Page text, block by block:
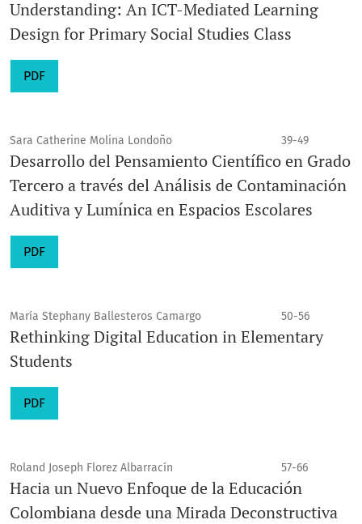
Understanding: An ICT-Mediated Learning
Design for Primary Social Studies Class
PDF
Sara Catherine Molina Londoño 39-49
Desarrollo del Pensamiento Científico en Grado
Tercero a través del Análisis de Contaminación
Auditiva y Lumínica en Espacios Escolares
PDF
María Stephany Ballesteros Camargo 50-56
Rethinking Digital Education in Elementary
Students
PDF
Roland Joseph Florez Albarracín 57-66
Hacia un Nuevo Enfoque de la Educación
Colombiana desde una Mirada Deconstructiva